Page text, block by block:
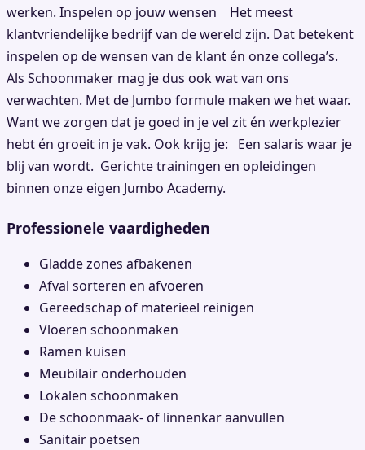
werken. Inspelen op jouw wensen Het meest
klantvriendelijke bedrijf van de wereld zijn. Dat betekent
inspelen op de wensen van de klant én onze collega’s.
Als Schoonmaker mag je dus ook wat van ons
verwachten. Met de Jumbo formule maken we het waar.
Want we zorgen dat je goed in je vel zit én werkplezier
hebt én groeit in je vak. Ook krijg je: Een salaris waar je
blij van wordt. Gerichte trainingen en opleidingen
binnen onze eigen Jumbo Academy.
Professionele vaardigheden
Gladde zones afbakenen
Afval sorteren en afvoeren
Gereedschap of materieel reinigen
Vloeren schoonmaken
Ramen kuisen
Meubilair onderhouden
Lokalen schoonmaken
De schoonmaak- of linnenkar aanvullen
Sanitair poetsen